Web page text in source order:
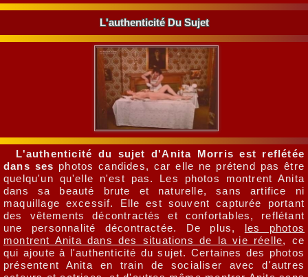
L'authenticité Du Sujet
L'authenticité du sujet d'Anita Morris est reflétée
dans ses photos candides, car elle ne prétend pas être
quelqu'un qu'elle n'est pas. Les photos montrent Anita
dans sa beauté brute et naturelle, sans artifice ni
maquillage excessif. Elle est souvent capturée portant
des vêtements décontractés et confortables, reflétant
une personnalité décontractée. De plus, les photos
montrent Anita dans des situations de la vie réelle, ce
qui ajoute à l'authenticité du sujet. Certaines des photos
présentent Anita en train de socialiser avec d'autres